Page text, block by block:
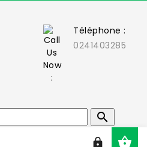
Téléphone :
0241403285


